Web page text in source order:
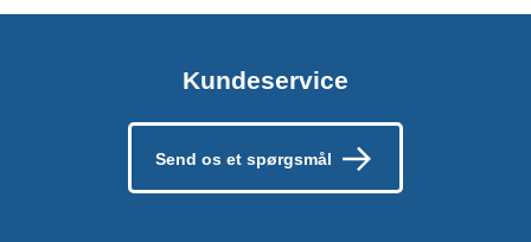
Kundeservice
Send os et spørgsmål